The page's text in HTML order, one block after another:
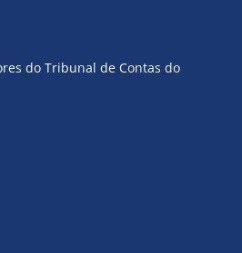
do Tribunal de Contas do